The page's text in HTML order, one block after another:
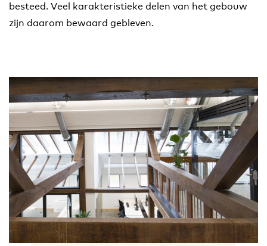
besteed. Veel karakteristieke delen van het gebouw
zijn daarom bewaard gebleven.